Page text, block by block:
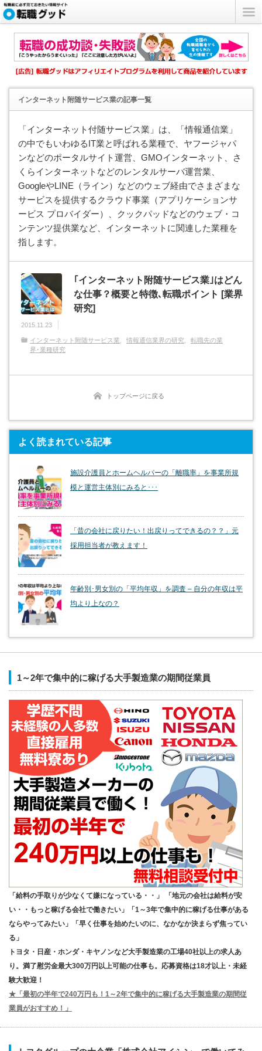
インターネット附随サービス業の記事一覧
「インターネット付随サービス業」は、「情報通信業」
の中でもいわゆるIT業と呼ばれる業種で、ヤフージャパ
ンなどのポータルサイト運営、GMOインターネット、さ
くらインターネットなどのレンタルサーバ運営業、
GoogleやLINE（ライン）などのウェブ経由でさまざまな
サービスを提供するクラウド事業（アプリケーションサ
ービス プロバイダー）、クックパッドなどのウェブ・コ
ンテンツ提供業など、インターネットに関連した業種を
指します。
｢インターネット附随サービス業｣はどん
な仕事？概要と特徴､転職ポイント [業界
研究]
2015.11.23
インターネット附随サービス業 情報通信業界の研究
転職先の業
界･業種研究
トップページに戻る
よく読まれている記事
施設介護員とホームヘルパーの「離職率」を事業所規
模と運営主体別にみると･･･
「昔の会社に戻りたい！出戻りってできるの？？」元
採用担当者が教えます！
年齢別･男女別の「平均年収」を調査 – 自分の年収は平
均より上なの？
1～2年で集中的に稼げる大手製造業の期間従業員
「給料の手取りが少なくて嫌になっている・・」 「地元の会社は給料が安
い・・もっと稼げる会社で働きたい」「1～3年で集中的に稼げる仕事がある
ならやってみたい」「早く仕事を始めたいのに、なかなか決まらず焦ってい
る」
トヨタ・日産・ホンダ・キヤノンなど大手製造業の工場40社以上の求人あ
り。満了慰労金最大300万円以上可能の仕事も。応募資格は18才以上・未経
験大歓迎！
★「最初の半年で240万円も！1～2年で集中的に稼げる大手製造業の期間従
業員がおすすめ！」